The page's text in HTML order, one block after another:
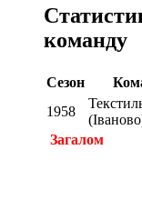
команду
Сезон
1958
Загалом